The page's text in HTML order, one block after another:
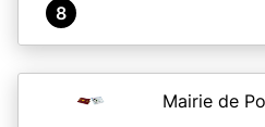
8
Mairie de